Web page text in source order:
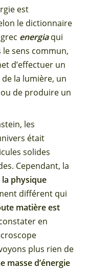
est
le dictionnaire
energia qui
le sens commun,
d’effectuer un
la lumière, un
de produire un
les
était
solides
Cependant, la
la physique
différent qui
matière est
en
plus rien de
masse d’énergie